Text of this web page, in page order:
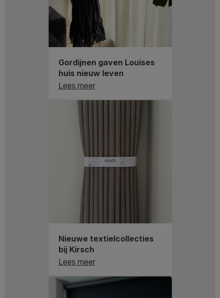
Gordijnen gaven Louises
huis nieuw leven
Lees meer
Nieuwe textielcollecties
bij Kirsch
Lees meer